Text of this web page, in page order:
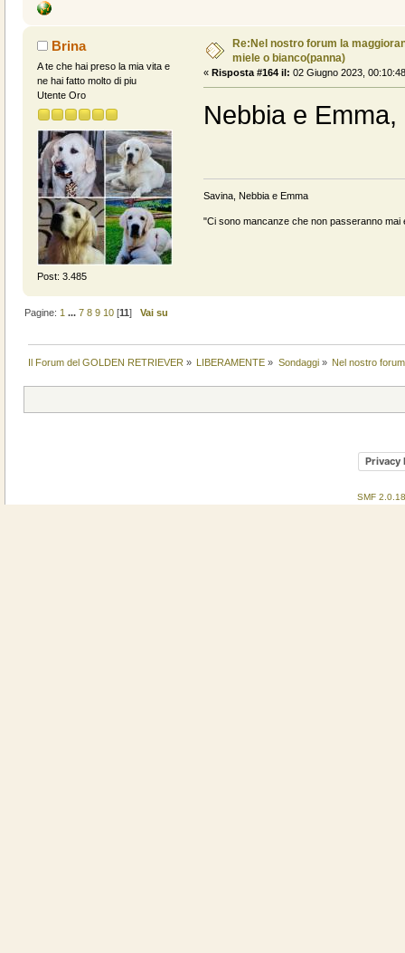
Brina
A te che hai preso la mia vita e
ne hai fatto molto di piu
Utente Oro
Post: 3.485
Re:Nel nostro forum la
miele o bianco(panna)
« Risposta #164 il: 02 Giugno 2023,
Nebbia e
Savina, Nebbia e Emma
"Ci sono mancanze che non passeranno
Pagine: 1 ...7 8 9 10 [11]Vai su
Il Forum del GOLDEN RETRIEVER » LIBERAMENTE » Sondaggi» Nel nostro
Privacy
SMF 2.0.18